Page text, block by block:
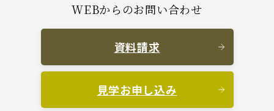
WEBからのお問い合わせ
資料請求
見学お申し込み